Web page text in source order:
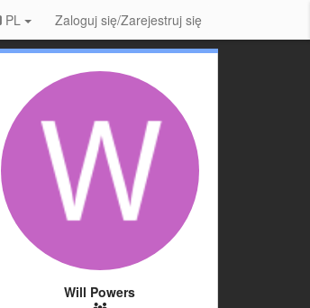
PL Zaloguj się/Zarejestruj się
Will Powers